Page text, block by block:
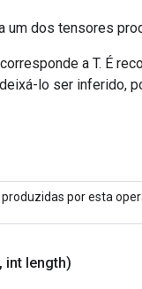
um dos tensores
a T. É
lo ser inferido,
por esta
, int length)